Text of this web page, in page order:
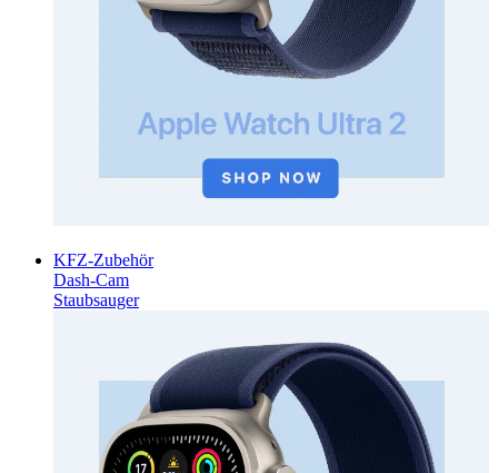
KFZ-Zubehör
Dash-Cam
Staubsauger